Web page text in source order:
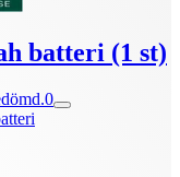
batteri (1 st)
0